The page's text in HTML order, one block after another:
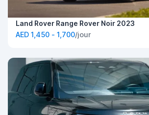
Land Rover Range Rover Noir 2023
AED 1,450 - 1,700/jour